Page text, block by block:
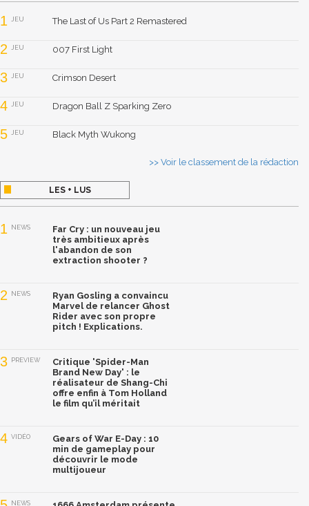
1 JEU The Last of Us Part 2 Remastered
2 JEU 007 First Light
3 JEU Crimson Desert
4 JEU Dragon Ball Z Sparking Zero
5 JEU Black Myth Wukong
>> Voir le classement de la rédaction
LES + LUS
1 NEWS
Far Cry : un nouveau jeu
très ambitieux après
l'abandon de son
extraction shooter ?
2 NEWS
Ryan Gosling a convaincu
Marvel de relancer Ghost
Rider avec son propre
pitch ! Explications.
3 PREVIEW
Critique 'Spider-Man
Brand New Day' : le
réalisateur de Shang-Chi
offre enfin à Tom Holland
le film qu’il méritait
4 VIDÉO
Gears of War E-Day : 10
min de gameplay pour
découvrir le mode
multijoueur
NEWS